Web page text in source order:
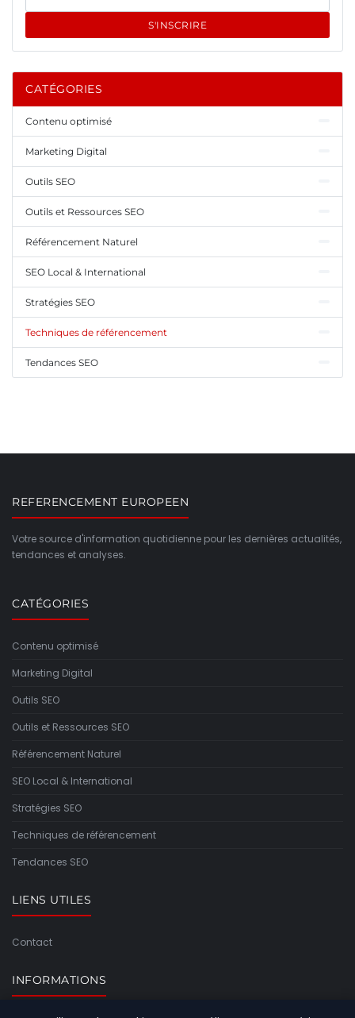
S'INSCRIRE
CATÉGORIES
Contenu optimisé
Marketing Digital
Outils SEO
Outils et Ressources SEO
Référencement Naturel
SEO Local & International
Stratégies SEO
Techniques de référencement
Tendances SEO
REFERENCEMENT EUROPEEN
Votre source d'information quotidienne pour les dernières actualités,
tendances et analyses.
CATÉGORIES
Contenu optimisé
Marketing Digital
Outils SEO
Outils et Ressources SEO
Référencement Naturel
SEO Local & International
Stratégies SEO
Techniques de référencement
Tendances SEO
LIENS UTILES
Contact
INFORMATIONS